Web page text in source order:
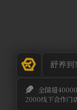
舒养到
全国超
2000线下合作门